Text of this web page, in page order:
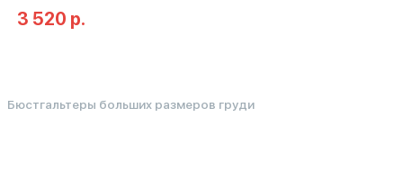
3 520 р.
Бюстгальтеры больших размеров груди